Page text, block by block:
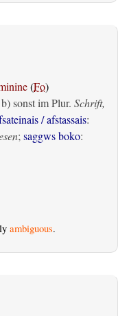
(Fo)
sonst im Plur. Schrift,
/ afstassais:
; saggws boko:
ambiguous.